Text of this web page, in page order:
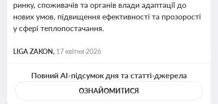
ринку, споживачів та органів влади адаптації до
нових умов, підвищення ефективності та прозорості
у сфері теплопостачання.
LIGA ZAKON, 17 квітня 2026
Повний AI-підсумок дня та статті-джерела
ОЗНАЙОМИТИСЯ